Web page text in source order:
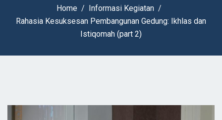
Home
Informasi Kegiatan
Rahasia Kesuksesan Pembangunan Gedung: Ikhlas dan
Istiqomah (part 2)